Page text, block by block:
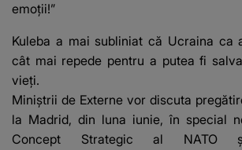
emoții!”
Kuleba a mai subliniat că Ucraina ca
cât mai repede pentru a putea fi
vieți.
Miniştrii de Externe vor discuta
la Madrid, din luna iunie, în special
Concept Strategic al NATO